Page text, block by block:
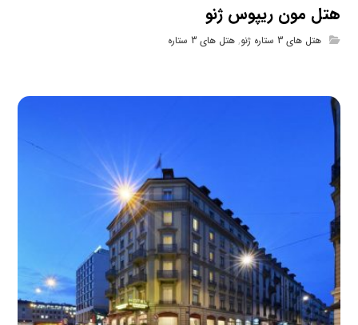
هتل مون ریپوس ژنو
هتل های 3 ستاره ژنو ,هتل های 3 ستاره